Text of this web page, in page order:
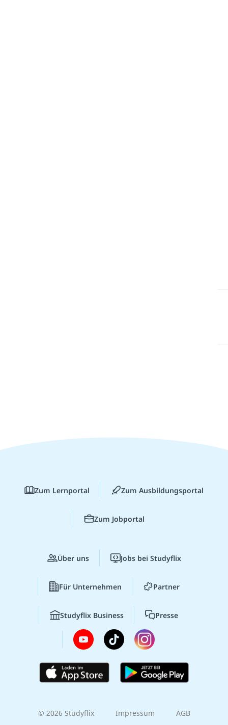
Zum Lernportal Zum Ausbildungsportal
Zum Jobportal
Über uns Jobs bei Studyflix
Für Unternehmen Partner
Studyflix Business Presse
© 2026 Studyflix Impressum AGB